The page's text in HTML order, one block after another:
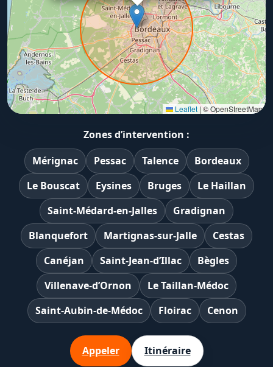
Leaflet |© OpenStreetMap
Zones d’intervention :
Mérignac
Pessac Talence
Bordeaux
Le Bouscat
Eysines Bruges
Le Haillan
Saint-Médard-en-Jalles
Gradignan
Blanquefort
Martignas-sur-Jalle
Cestas
Canéjan
Saint-Jean-d’Illac
Bègles
Villenave-d’Ornon
Le Taillan-Médoc
Saint-Aubin-de-Médoc
Floirac Cenon
Appeler Itinéraire